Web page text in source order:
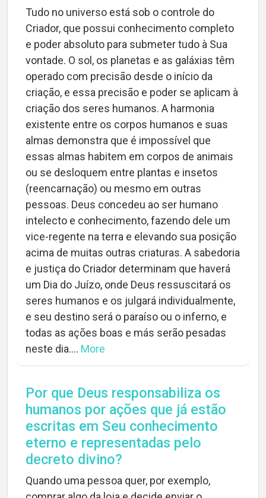
Tudo no universo está sob o controle do
Criador, que possui conhecimento completo
e poder absoluto para submeter tudo à Sua
vontade. O sol, os planetas e as galáxias têm
operado com precisão desde o início da
criação, e essa precisão e poder se aplicam à
criação dos seres humanos. A harmonia
existente entre os corpos humanos e suas
almas demonstra que é impossível que
essas almas habitem em corpos de animais
ou se desloquem entre plantas e insetos
(reencarnação) ou mesmo em outras
pessoas. Deus concedeu ao ser humano
intelecto e conhecimento, fazendo dele um
vice-regente na terra e elevando sua posição
acima de muitas outras criaturas. A sabedoria
e justiça do Criador determinam que haverá
um Dia do Juízo, onde Deus ressuscitará os
seres humanos e os julgará individualmente,
e seu destino será o paraíso ou o inferno, e
todas as ações boas e más serão pesadas
neste dia.... More
Por que Deus responsabiliza os
humanos por ações que já estão
escritas em Seu conhecimento
eterno e representadas pelo
decreto divino?
Quando uma pessoa quer, por exemplo,